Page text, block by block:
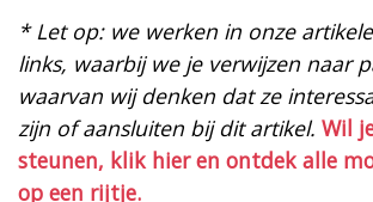
* Let op: we werken in onze
links, waarbij we je verwijzen naar
waarvan wij denken dat ze
zijn of aansluiten bij dit artikel. Wil
steunen, klik hier en ontdek alle
op een rijtje.